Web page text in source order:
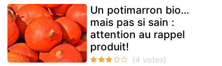
Un potimarron bio…
mais pas si sain :
attention au rappel
produit!